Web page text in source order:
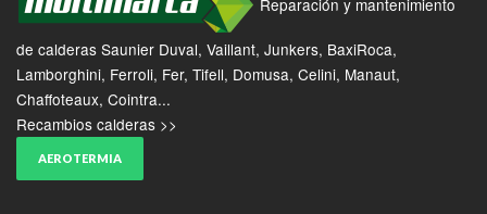
de calderas Saunier Duval, Vaillant, Junkers, BaxiRoca,
Lamborghini, Ferroli, Fer, Tifell, Domusa, Celini, Manaut,
Chaffoteaux, Cointra...
Recambios calderas >>
AEROTERMIA